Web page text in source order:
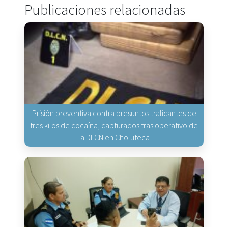
Publicaciones relacionadas
Prisión preventiva contra presuntos traficantes de
tres kilos de cocaína, capturados tras operativo de
la DLCN en Choluteca